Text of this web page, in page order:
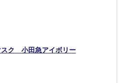
ク 小田急アイボリー